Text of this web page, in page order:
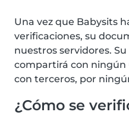
Una vez que Babysits
verificaciones, su
nuestros servidores.
compartirá con ningún
con terceros, por
¿Cómo se